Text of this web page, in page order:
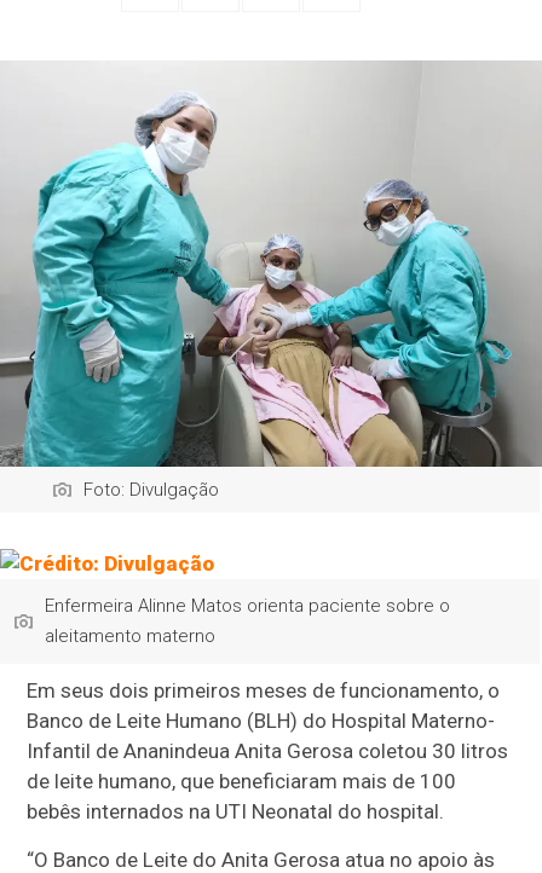
Foto: Divulgação
Enfermeira Alinne Matos orienta paciente sobre o
aleitamento materno
Em seus dois primeiros meses de funcionamento, o
Banco de Leite Humano (BLH) do Hospital Materno-
Infantil de Ananindeua Anita Gerosa coletou 30 litros
de leite humano, que beneficiaram mais de 100
bebês internados na UTI Neonatal do hospital.
“O Banco de Leite do Anita Gerosa atua no apoio às